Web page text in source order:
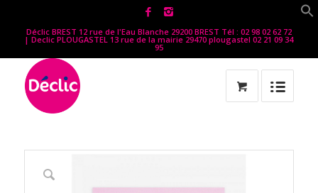
Déclic BREST 12 rue de l'Eau Blanche 29200 BREST Tél : 02 98 02 62 72
| Declic PLOUGASTEL 13 rue de la mairie 29470 plougastel 02 21 09 34
95